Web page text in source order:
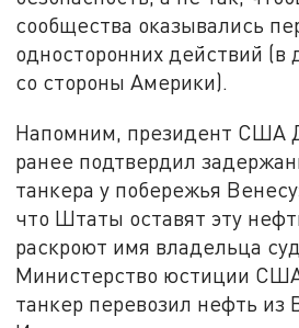
сообщества оказывались
односторонних действий (в
со стороны Америки).
Напомним, президент США
ранее подтвердил
танкера у побережья
что Штаты оставят эту
раскроют имя владельца
Министерство юстиции
танкер перевозил нефть из